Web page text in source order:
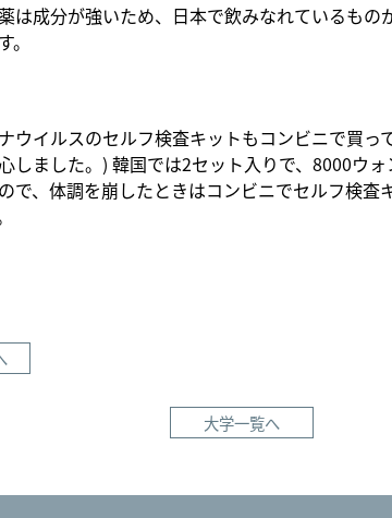
は成分が強いため、日本で飲みなれているもの
ウイルスのセルフ検査キットもコンビニで買っ
しました。) 韓国では2セット入りで、8000ウ
で、体調を崩したときはコンビニでセルフ検査
大学一覧へ